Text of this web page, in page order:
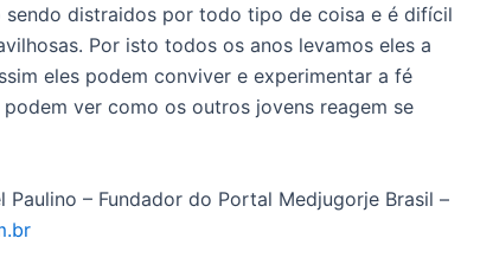
sendo distraidos por todo tipo de coisa e é difícil
Por isto todos os anos levamos eles a
eles podem conviver e experimentar a fé
ver como os outros jovens reagem se
– Fundador do Portal Medjugorje Brasil –